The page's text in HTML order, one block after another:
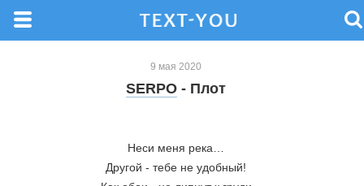
9 мая 2020
SERPO - Плот
Неси меня река…
Другой - тебе не удобный!